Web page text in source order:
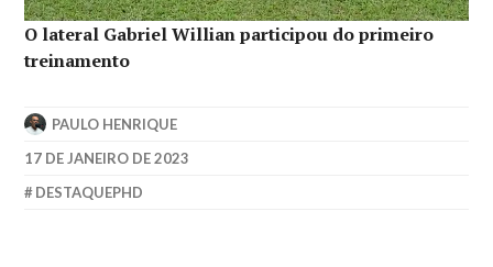
O lateral Gabriel Willian participou do primeiro
treinamento
PAULO HENRIQUE
17 DE JANEIRO DE 2023
DESTAQUEPHD